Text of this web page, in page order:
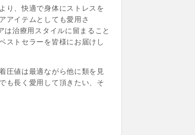
り、快適で身体にストレスを
アイテムとしても愛用さ
は治療用スタイルに留まること
ストセラーを皆様にお届けし
圧値は最適ながら他に類を見
も長く愛用して頂きたい、そ